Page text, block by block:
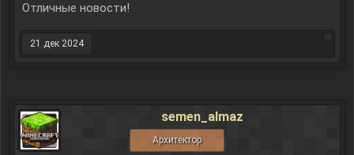
Отличные новости!
21 дек 2024
semen_almaz
Архитектор